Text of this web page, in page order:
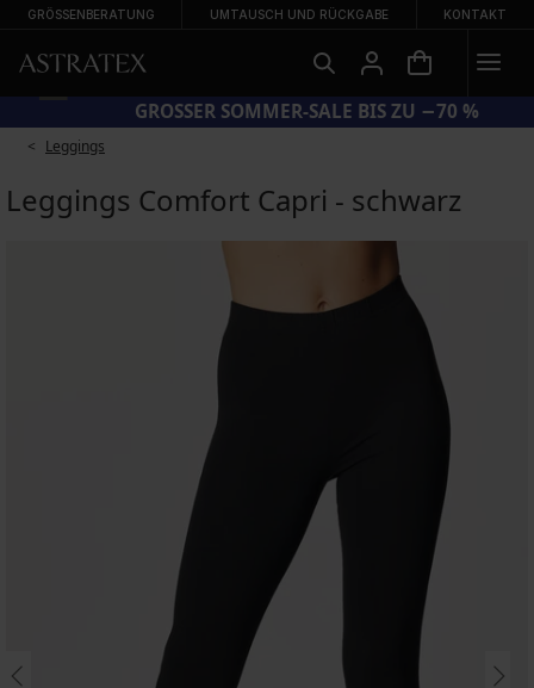
GRÖSSENBERATUNG UMTAUSCH UND RÜCKGABE KONTAKT
GROSSER SOMMER-SALE BIS ZU −70 %
Leggings
Leggings Comfort Capri - schwarz